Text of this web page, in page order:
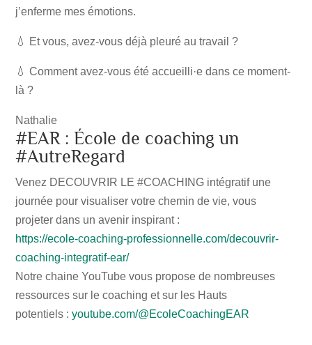
j’enferme mes émotions.
💧 Et vous, avez-vous déjà pleuré au travail ?
💧 Comment avez-vous été accueilli·e dans ce moment-
là ?
Nathalie
#EAR : École de coaching un
#AutreRegard
Venez DECOUVRIR LE #COACHING intégratif une
journée pour visualiser votre chemin de vie, vous
projeter dans un avenir inspirant :
https://ecole-coaching-professionnelle.com/decouvrir-
coaching-integratif-ear/
Notre chaine YouTube vous propose de nombreuses
ressources sur le coaching et sur les Hauts
potentiels : youtube.com/@EcoleCoachingEAR